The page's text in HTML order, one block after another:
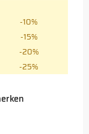
-10%
-15%
-20%
-25%